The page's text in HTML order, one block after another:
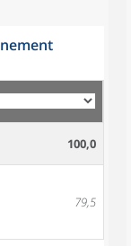
100,0
79,5